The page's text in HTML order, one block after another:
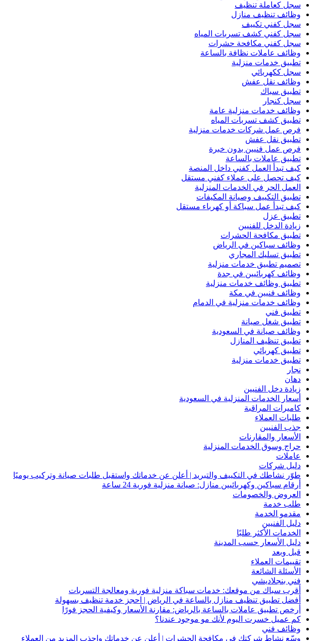
سجل كعاملة تنظيف
وظائف تنظيف منازل
سجل كفني تكييف
سجل كفني كشف تسربات المياه
سجل كفني مكافحة حشرات
وظائف عاملات نظافة بالساعة
تطبيق خدمات منزلية
سجل ككهربائي
وظائف نقل عفش
تطبيق سباك
سجل كنجار
وظائف خدمات منزلية عامة
تطبيق كشف تسربات المياه
فرص عمل شركات خدمات منزلية
تطبيق نقل عفش
فرص عمل فنيين بدون خبرة
تطبيق عاملات بالساعة
كيف تبدأ العمل كفني داخل المنصة
كيف تحصل على عملاء كفني مستقل
العمل الحر في الخدمات المنزلية
تطبيق التكييف وصيانة المكيفات
كيف تبدأ عمل سباكة أو كهرباء مستقل
تطبيق عزل
زيادة الدخل للفنيين
تطبيق مكافحة الحشرات
وظائف سباكين في الرياض
تطبيق تسليك المجاري
تصميم تطبيق خدمات منزلية
وظائف كهربائيين في جدة
تطبيق وظائف خدمات منزلية
وظائف فنيين في مكة
وظائف خدمات منزلية في الدمام
تطبيق فني
تطبيق شغل صيانة
وظائف صيانة في السعودية
تطبيق تنظيف المنازل
تطبيق كهربائي
تطبيق خدمات منزلية
نجار
دهان
زيادة دخل الفنيين
أسعار الخدمات المنزلية في السعودية
كاميرات المراقبة
طلبات العملاء
جذب الفنيين
الأسعار والمقارنات
حراج وسوق الخدمات المنزلية
عاملات
دليل شركات
طوّر نشاطك في التكييف والتبريد | أعلن عن خدماتك واستقبل طلبات صيانة وتركيب يوميًا
أرقام سباكين وكهربائيين منازل: صيانة منزلية فورية 24 ساعة
العروض والخصومات
طلب خدمة
مقدمو الخدمة
دليل الفنيين
الخدمات الأكثر طلبًا
دليل الأسعار حسب المدينة
قبل وبعد
تقييمات العملاء
الأسئلة الشائعة
فني بنجلاديشي
أقرب سباك من موقعك: خدمات سباكة منزلية فورية ومعالجة التسربات
أفضل تطبيق تنظيف منازل بالساعة في الرياض | احجز خدمة تنظيف بسهولة
أرخص تطبيق عاملات بالساعة بالرياض: مقارنة الأسعار وكيفية الحجز فورًا
كم عميل خسرت اليوم لأنك مو موجود عندنا؟
وظائف فني
وسّع نشاط شركتك في مكافحة الحشرات | أعلن عن خدماتك واجذب المزيد من العملاء